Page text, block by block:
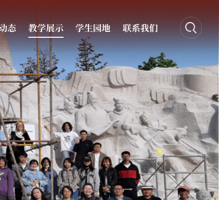
态 教学展示 学生园地 联系我们